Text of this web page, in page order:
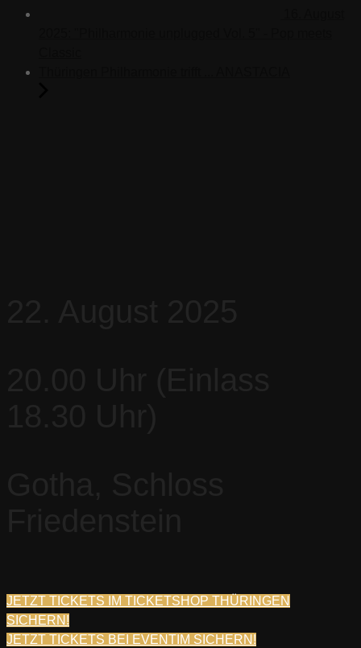
JETZT TICKETS IM TICKETSHOP THÜRINGEN
SICHERN!
JETZT TICKETS BEI EVENTIM SICHERN!